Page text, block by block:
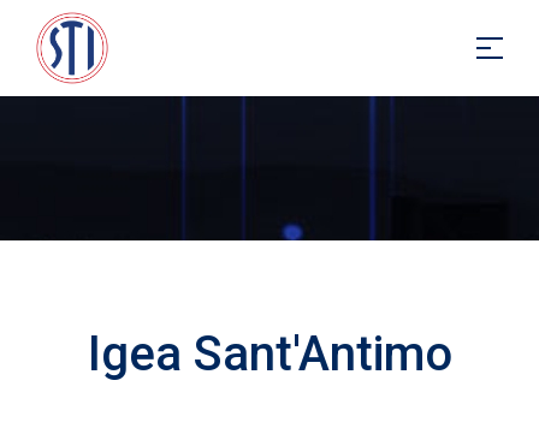
Igea Sant'Antimo